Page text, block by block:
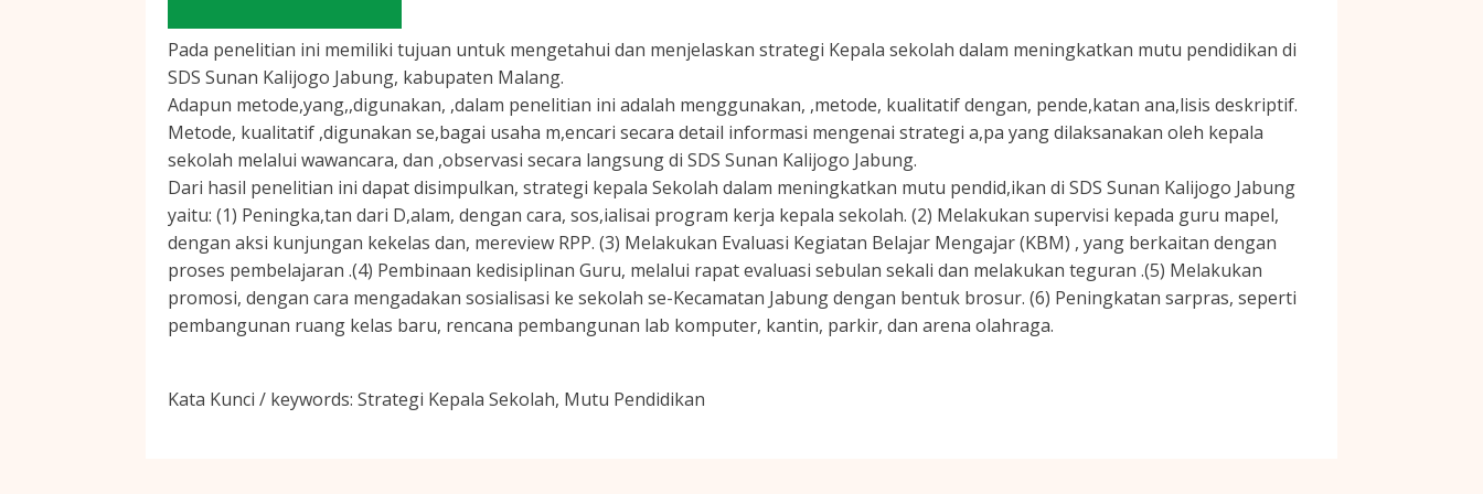
Pada penelitian ini memiliki tujuan untuk mengetahui dan menjelaskan strategi Kepala sekolah dalam meningkatkan mutu pendidikan di
SDS Sunan Kalijogo Jabung, kabupaten Malang.
Adapun metode,yang,,digunakan, ,dalam penelitian ini adalah menggunakan, ,metode, kualitatif dengan, pende,katan ana,lisis deskriptif.
Metode, kualitatif ,digunakan se,bagai usaha m,encari secara detail informasi mengenai strategi a,pa yang dilaksanakan oleh kepala
sekolah melalui wawancara, dan ,observasi secara langsung di SDS Sunan Kalijogo Jabung.
Dari hasil penelitian ini dapat disimpulkan, strategi kepala Sekolah dalam meningkatkan mutu pendid,ikan di SDS Sunan Kalijogo Jabung
yaitu: (1) Peningka,tan dari D,alam, dengan cara, sos,ialisai program kerja kepala sekolah. (2) Melakukan supervisi kepada guru mapel,
dengan aksi kunjungan kekelas dan, mereview RPP. (3) Melakukan Evaluasi Kegiatan Belajar Mengajar (KBM) , yang berkaitan dengan
proses pembelajaran .(4) Pembinaan kedisiplinan Guru, melalui rapat evaluasi sebulan sekali dan melakukan teguran .(5) Melakukan
promosi, dengan cara mengadakan sosialisasi ke sekolah se-Kecamatan Jabung dengan bentuk brosur. (6) Peningkatan sarpras, seperti
pembangunan ruang kelas baru, rencana pembangunan lab komputer, kantin, parkir, dan arena olahraga.
Kata Kunci / keywords: Strategi Kepala Sekolah, Mutu Pendidikan